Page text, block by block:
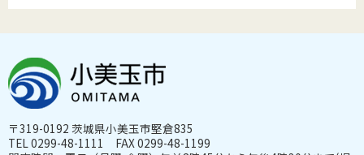
〒319-0192 茨城県小美玉市堅倉835
TEL 0299-48-1111 FAX 0299-48-1199